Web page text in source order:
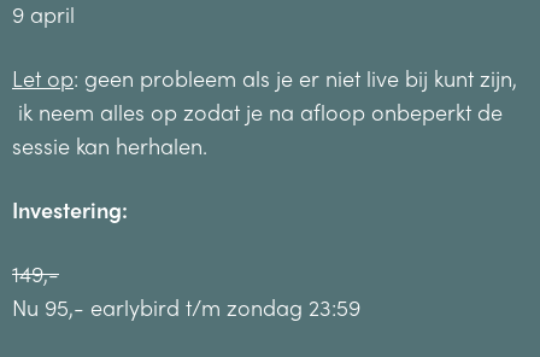
9 april
Let op: geen probleem als je er niet live bij kunt zijn,
ik neem alles op zodat je na afloop onbeperkt de
sessie kan herhalen.
Investering:
149,-
Nu 95,- earlybird t/m zondag 23:59